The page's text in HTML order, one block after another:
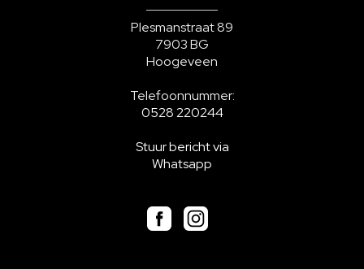
Plesmanstraat 89
7903 BG
Hoogeveen
Telefoonnummer:
0528 220244
Stuur bericht via
Whatsapp